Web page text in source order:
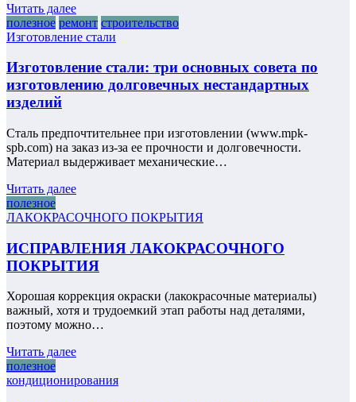
Читать далее
полезное ремонт строительство
Изготовление стали
Изготовление стали: три основных совета по
изготовлению долговечных нестандартных
изделий
Сталь предпочтительнее при изготовлении (www.mpk-
spb.com) на заказ из-за ее прочности и долговечности.
Материал выдерживает механические…
Читать далее
полезное
ЛАКОКРАСОЧНОГО ПОКРЫТИЯ
ИСПРАВЛЕНИЯ ЛАКОКРАСОЧНОГО
ПОКРЫТИЯ
Хорошая коррекция окраски (лакокрасочные материалы)
важный, хотя и трудоемкий этап работы над деталями,
поэтому можно…
Читать далее
полезное
кондиционирования